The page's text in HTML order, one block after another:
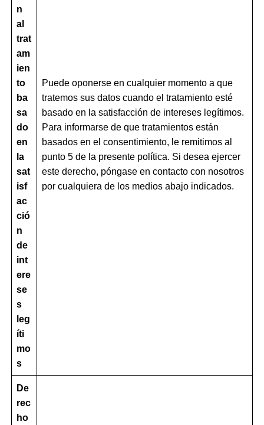
n
al
trat
am
ien
to
ba
sa
do
en
la
sat
isf
ac
ció
n
de
int
ere
se
s
leg
íti
mo
s
Puede oponerse en cualquier momento a que
tratemos sus datos cuando el tratamiento esté
basado en la satisfacción de intereses legítimos.
Para informarse de que tratamientos están
basados en el consentimiento, le remitimos al
punto 5 de la presente política. Si desea ejercer
este derecho, póngase en contacto con nosotros
por cualquiera de los medios abajo indicados.
De
rec
ho